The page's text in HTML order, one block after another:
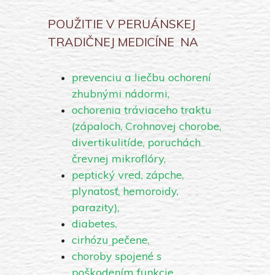
POUŽITIE V PERUÁNSKEJ
TRADIČNEJ MEDICÍNE NA
prevenciu a liečbu ochorení
zhubnými nádormi,
ochorenia tráviaceho traktu
(zápaloch, Crohnovej chorobe,
divertikulitíde, poruchách
črevnej mikroflóry,
peptický vred, zápche,
plynatosť, hemoroidy,
parazity),
diabetes,
cirhózu pečene,
choroby spojené s
poškodením funkcie